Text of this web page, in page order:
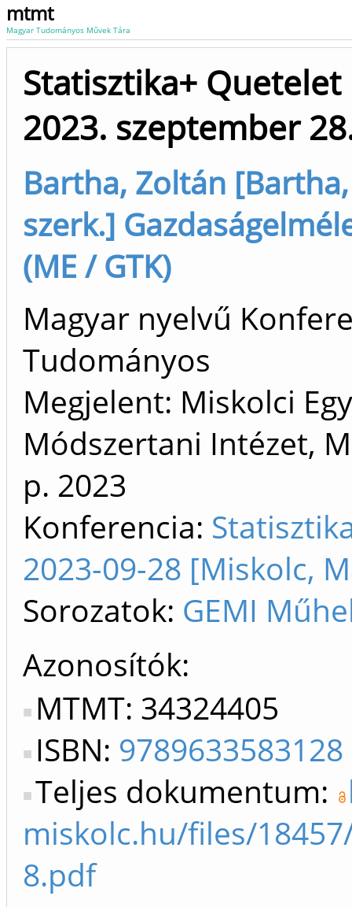
mtmt
Magyar Tudományos Művek Tára
Statisztika+
2023. szeptember
Bartha, Zoltán
szerk.]
(ME / GTK)
Magyar nyelvű
Tudományos
Megjelent: Miskolci
Módszertani Intézet,
p. 2023
Konferencia:
2023-09-28 [Miskolc,
Sorozatok: GEMI
Azonosítók
MTMT: 34324405
ISBN: 9789633583128
Teljes dokumentum:
miskolc.hu/files/
8.pdf